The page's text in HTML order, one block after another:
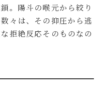
。陽斗の喉元から絞り
々は、その抑圧から逃
拒絶反応そのものなの